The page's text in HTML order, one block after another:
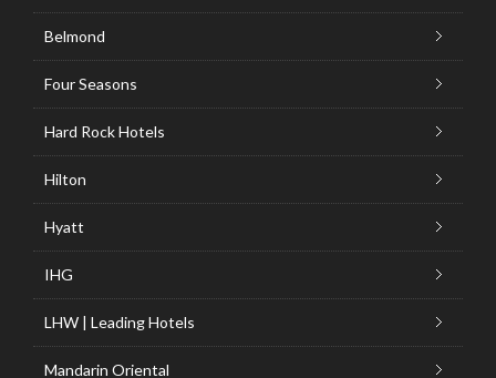
Belmond
Four Seasons
Hard Rock Hotels
Hilton
Hyatt
IHG
LHW | Leading Hotels
Mandarin Oriental